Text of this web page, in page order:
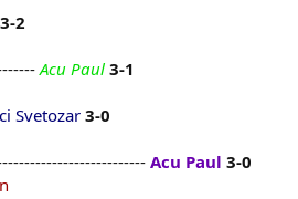
3-2
Acu Paul 3-1
Svetozar 3-0
Acu Paul 3-0